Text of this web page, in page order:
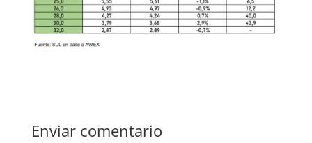
Enviar comentario